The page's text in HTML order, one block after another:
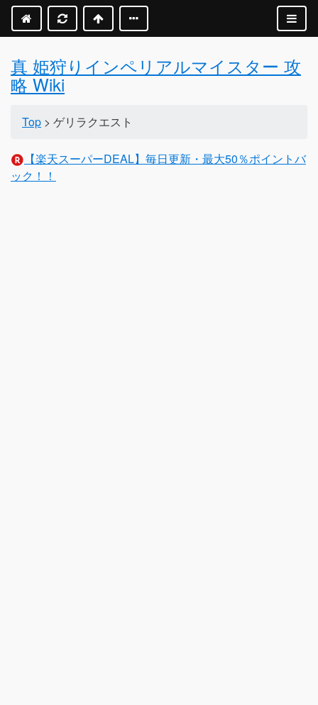
真 姫狩りインペリアルマイスター 攻
略 Wiki
Top > ゲリラクエスト
【楽天スーパーDEAL】毎日更新・最大50％ポイントバ
ック！！